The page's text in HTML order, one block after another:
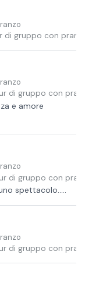
di gruppo con
di gruppo con
e amore
di gruppo con
spettacolo…..
di gruppo con